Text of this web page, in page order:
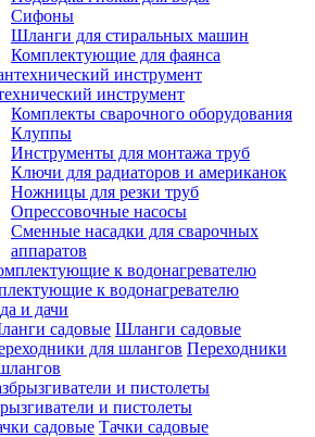
Сифоны
Шланги для стиральных машин
Комплектующие для фаянса
инструмент
Комплекты сварочного оборудования
Клуппы
Инструменты для монтажа труб
Ключи для радиаторов и американок
Ножницы для резки труб
Опрессовочные насосы
Сменные насадки для сварочных
аппаратов
к водонагревателю
и дачи
Шланги садовые
Переходники
и пистолеты
Тачки садовые